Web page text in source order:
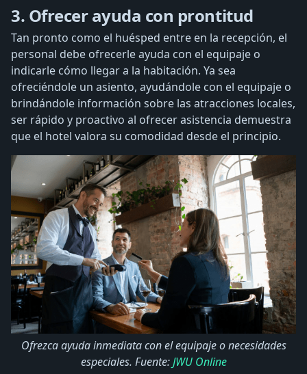
3. Ofrecer ayuda con prontitud
Tan pronto como el huésped entre en la recepción, el
personal debe ofrecerle ayuda con el equipaje o
indicarle cómo llegar a la habitación. Ya sea
ofreciéndole un asiento, ayudándole con el equipaje o
brindándole información sobre las atracciones locales,
ser rápido y proactivo al ofrecer asistencia demuestra
que el hotel valora su comodidad desde el principio.
Ofrezca ayuda inmediata con el equipaje o necesidades
especiales. Fuente:JWU Online